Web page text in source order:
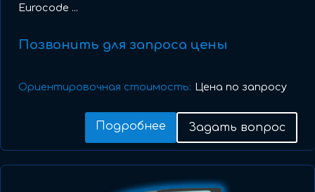
Eurocode ...
Позвонить для запроса цены
Ориентировочная стоимость: Цена по запросу
Подробнее Задать вопрос